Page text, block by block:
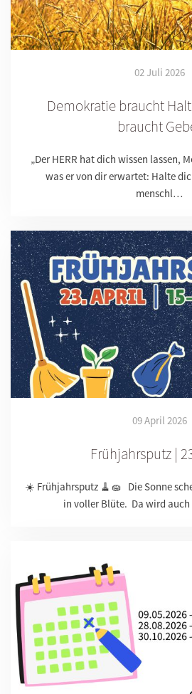
02 Juli 2026
Demokratie braucht
braucht
„Der HERR hat dich wissen lassen,
was er von dir erwartet: Halte
menschl…
09 April 2026
Frühjahrsputz |
☀️ Frühjahrsputz 🧹🧽 Die Sonne
in voller Blüte. Da wird